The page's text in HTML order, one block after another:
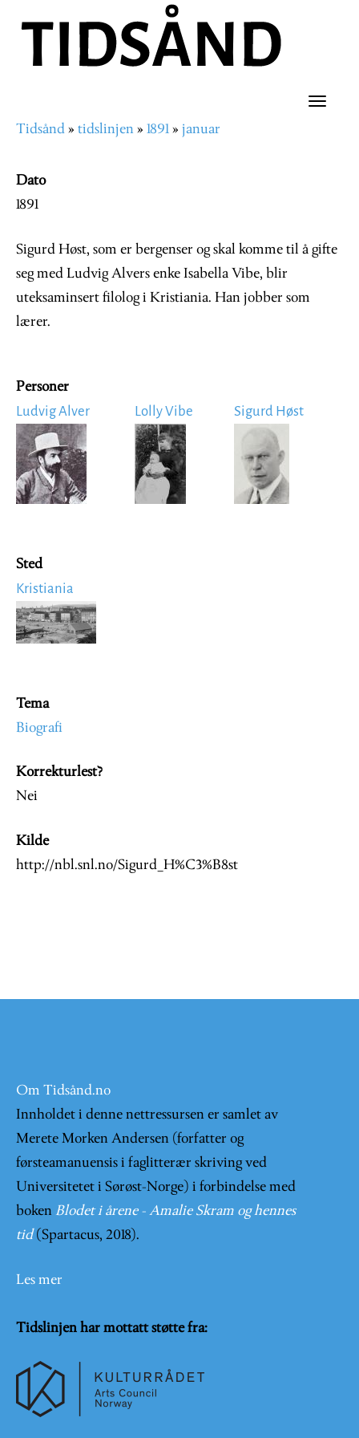
hovedinnhold
Toggle
Navigasjonssti
Tidsånd tidslinjen 1891 januar
Dato
1891
Sigurd Høst, som er bergenser og skal komme til å gifte
seg med Ludvig Alvers enke Isabella Vibe, blir
uteksaminsert filolog i Kristiania. Han jobber som
lærer.
Personer
Ludvig Alver
Image
Lolly Vibe
Image
Sigurd Høst
Image
Sted
Kristiania
Image
Tema
Biografi
Korrekturlest?
Nei
Kilde
http://nbl.snl.no/Sigurd_H%C3%B8st
Om Tidsånd.no
Innholdet i denne nettressursen er samlet av
Merete Morken Andersen (forfatter og
førsteamanuensis i faglitterær skriving ved
Universitetet i Sørøst-Norge) i forbindelse med
boken Blodet i årene - Amalie Skram og hennes
tid (Spartacus, 2018).
Les mer
Tidslinjen har mottatt støtte fra: